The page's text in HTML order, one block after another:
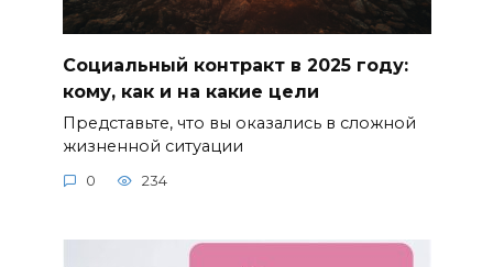
Социальный контракт в 2025 году:
кому, как и на какие цели
Представьте, что вы оказались в сложной
жизненной ситуации
0 234